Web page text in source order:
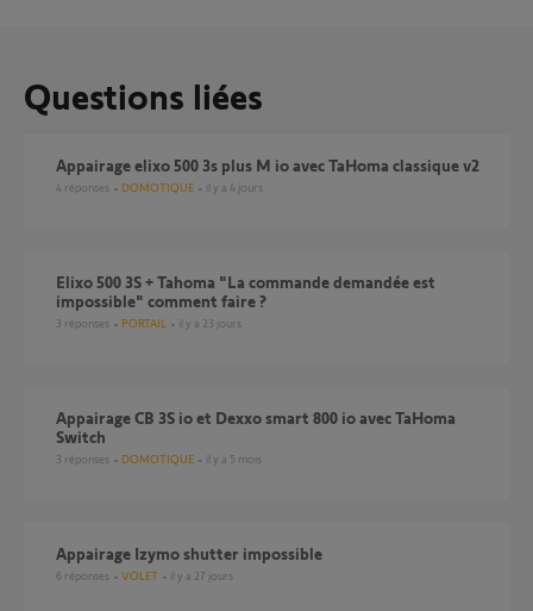
Questions liées
Appairage elixo 500 3s plus M io avec TaHoma classique v2
4 réponses DOMOTIQUE il y a 4 jours
Elixo 500 3S + Tahoma "La commande demandée est
impossible" comment faire ?
3 réponses PORTAIL il y a 23 jours
Appairage CB 3S io et Dexxo smart 800 io avec TaHoma
Switch
3 réponses DOMOTIQUE il y a 5 mois
Appairage Izymo shutter impossible
6 réponses VOLET il y a 27 jours